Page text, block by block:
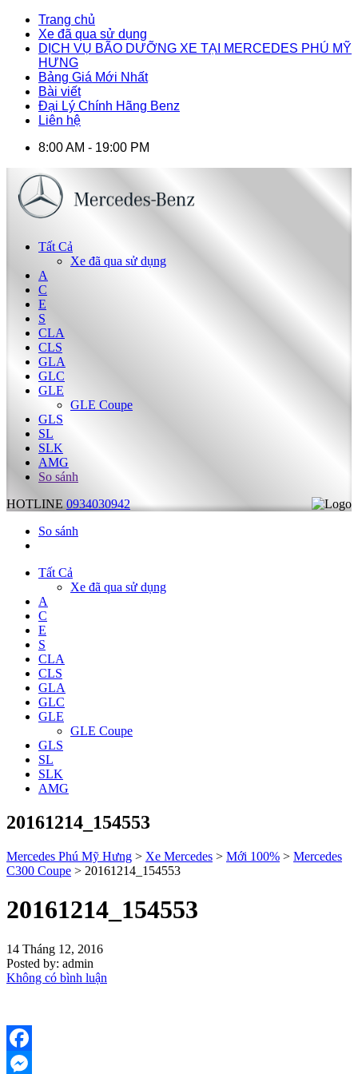
Trang chủ
Xe đã qua sử dụng
DỊCH VỤ BÃO DƯỠNG XE TẠI MERCEDES PHÚ MỸ
HƯNG
Bảng Giá Mới Nhất
Bài viết
Đại Lý Chính Hãng Benz
Liên hệ
8:00 AM - 19:00 PM
Tất Cả
Xe đã qua sử dụng
A
C
E
S
CLA
CLS
GLA
GLC
GLE
GLE Coupe
GLS
SL
SLK
AMG
So sánh
HOTLINE 0934030942
So sánh
Tất Cả
Xe đã qua sử dụng
A
C
E
S
CLA
CLS
GLA
GLC
GLE
GLE Coupe
GLS
SL
SLK
AMG
20161214_154553
Mercedes Phú Mỹ Hưng > Xe Mercedes > Mới 100% > Mercedes
C300 Coupe > 20161214_154553
20161214_154553
14 Tháng 12, 2016
Posted by: admin
Không có bình luận
Facebook